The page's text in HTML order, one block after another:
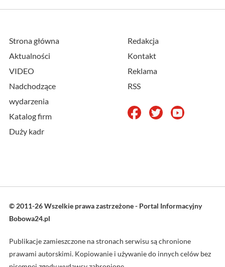
Strona główna
Aktualności
VIDEO
Nadchodzące
wydarzenia
Katalog firm
Duży kadr
Redakcja
Kontakt
Reklama
RSS
© 2011-26 Wszelkie prawa zastrzeżone - Portal Informacyjny
Bobowa24.pl
Publikacje zamieszczone na stronach serwisu są chronione
prawami autorskimi. Kopiowanie i używanie do innych celów bez